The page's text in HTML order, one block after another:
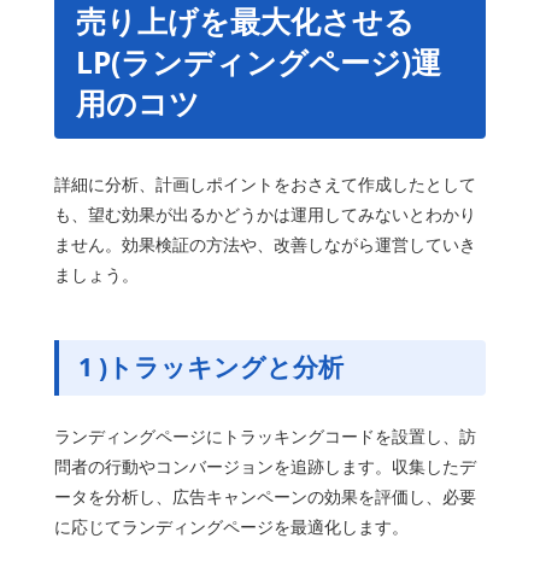
売り上げを最大化させる
LP(ランディングページ)運
用のコツ
詳細に分析、計画しポイントをおさえて作成したとして
も、望む効果が出るかどうかは運用してみないとわかり
ません。効果検証の方法や、改善しながら運営していき
ましょう。
1 )トラッキングと分析
ランディングページにトラッキングコードを設置し、訪
問者の行動やコンバージョンを追跡します。収集したデ
ータを分析し、広告キャンペーンの効果を評価し、必要
に応じてランディングページを最適化します。